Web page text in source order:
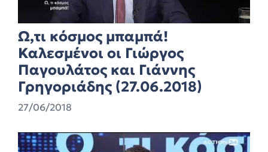
Ω,τι κόσμος μπαμπά!
Καλεσμένοι οι Γιώργος
Παγουλάτος και Γιάννης
Γρηγοριάδης (27.06.2018)
27/06/2018